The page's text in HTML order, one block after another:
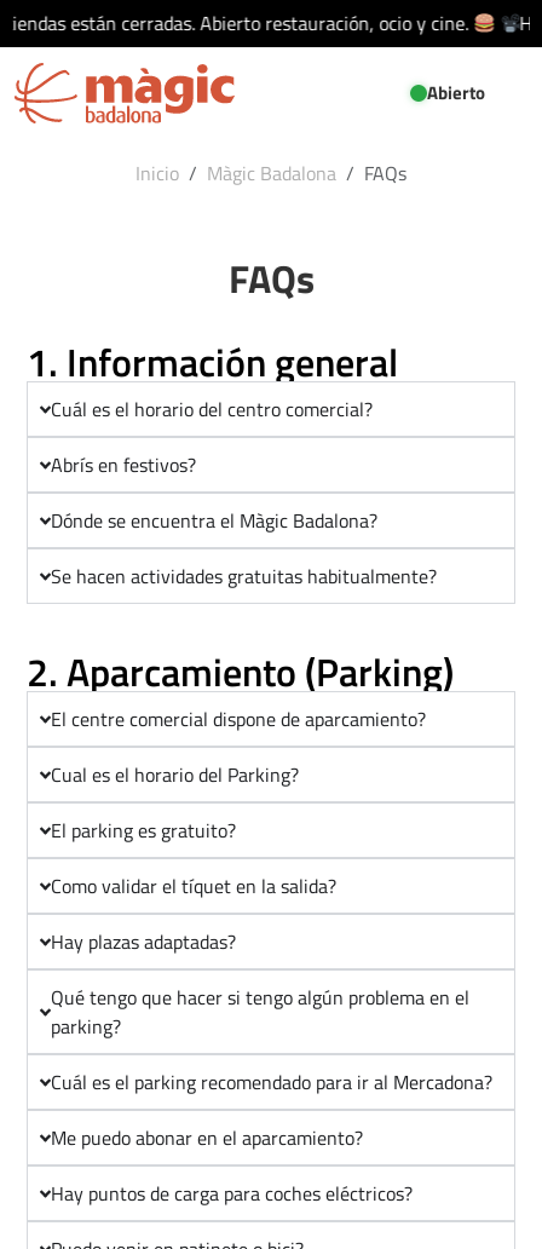
están cerradas. Abierto restauración, ocio y cine.
Abierto
Inicio Màgic Badalona FAQs
FAQs
1. Información general
Cuál es el horario del centro comercial?
Abrís en festivos?
Dónde se encuentra el Màgic Badalona?
Se hacen actividades gratuitas habitualmente?
2. Aparcamiento (Parking)
El centre comercial dispone de aparcamiento?
Cual es el horario del Parking?
El parking es gratuito?
Como validar el tíquet en la salida?
Hay plazas adaptadas?
Qué tengo que hacer si tengo algún problema en el
parking?
Cuál es el parking recomendado para ir al Mercadona?
Me puedo abonar en el aparcamiento?
Hay puntos de carga para coches eléctricos?